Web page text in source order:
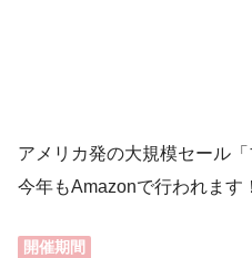
アメリカ発の大規模セール
今年もAmazonで行われます！
開催期間